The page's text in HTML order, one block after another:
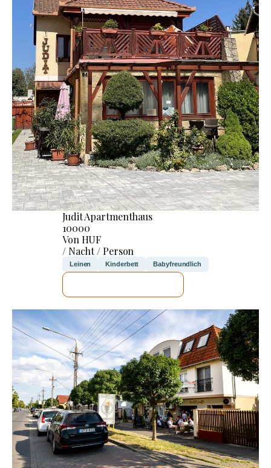
Judit Apartmenthaus
10000
Von HUF
/ Nacht / Person
Leinen Kinderbett Babyfreundlich